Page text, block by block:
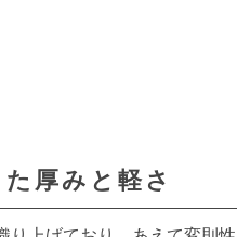
厚みと軽さ